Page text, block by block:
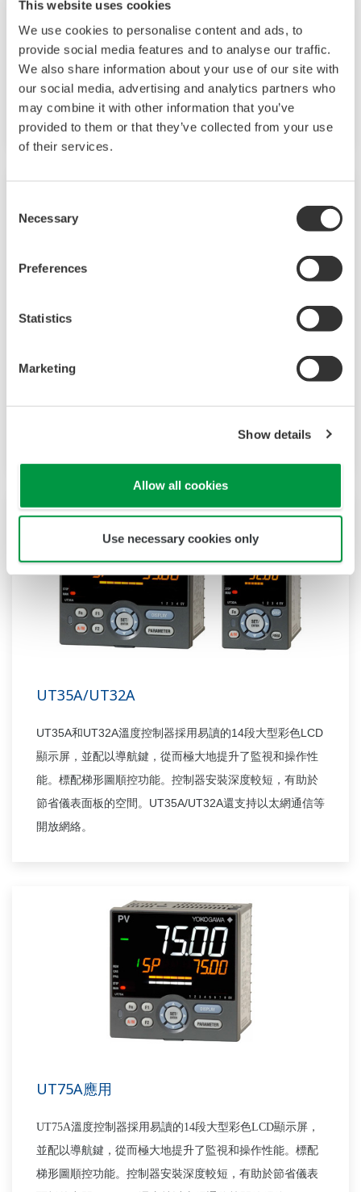
This website uses cookies
We use cookies to personalise content and ads, to
provide social media features and to analyse our traffic.
We also share information about your use of our site with
our social media, advertising and analytics partners who
may combine it with other information that you’ve
provided to them or that they’ve collected from your use
of their services.
Selection
Necessary
Preferences
Statistics
Marketing
Show details
Allow all cookies
Use necessary cookies only
UP55A
UP55A是一款新發布的1/4 DIN尺寸程序控制器，
可以提供多達30種程序模式，並且可以同時監測8
個PV事件、16個時間事件和8個報警。同時，標配
還包括梯形圖順控功能。
UT32A-D
UT32A-D是一款緊湊型數字指示控制器，帶可選的2回路
UT35A/UT32A
UT35A和 UT32A溫度控制器採用易讀的14段大型彩色LCD
顯示屏，並配以導航鍵，從而極大地提升了監視和操作性
能。標配梯形圖順控功能。控制器安裝深度較短，有助於
節省儀表面板的空間。 UT35A/UT32A還支持以太網通信等
開放網絡。
UT75A應用
UT75A溫度控制器採用易讀的14段大型彩色LCD顯示屏，
並配以導航鍵，從而極大地提升了監視和操作性能。標配
梯形圖順控功能。控制器安裝深度較短，有助於節省儀表